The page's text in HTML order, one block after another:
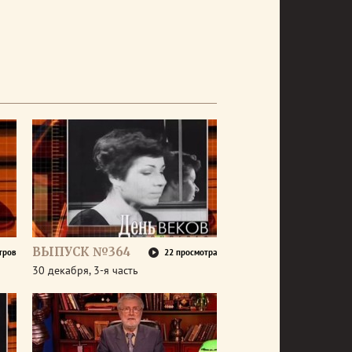
ВЫПУСК №364 22 просмотра
30 декабря, 3-я часть